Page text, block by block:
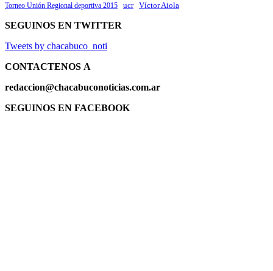
Torneo Unión Regional deportiva 2015 ucr Víctor Aiola
SEGUINOS EN TWITTER
Tweets by chacabuco_noti
CONTACTENOS A
redaccion@chacabuconoticias.com.ar
SEGUINOS EN FACEBOOK